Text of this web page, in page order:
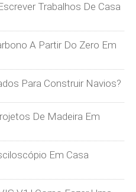
Trabalhos De Casa
A Partir Do Zero Em
​​para Construir Navios?
De Madeira Em
Em Casa